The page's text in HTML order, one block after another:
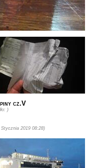
cz.V
)
Stycznia 2019 08:28)